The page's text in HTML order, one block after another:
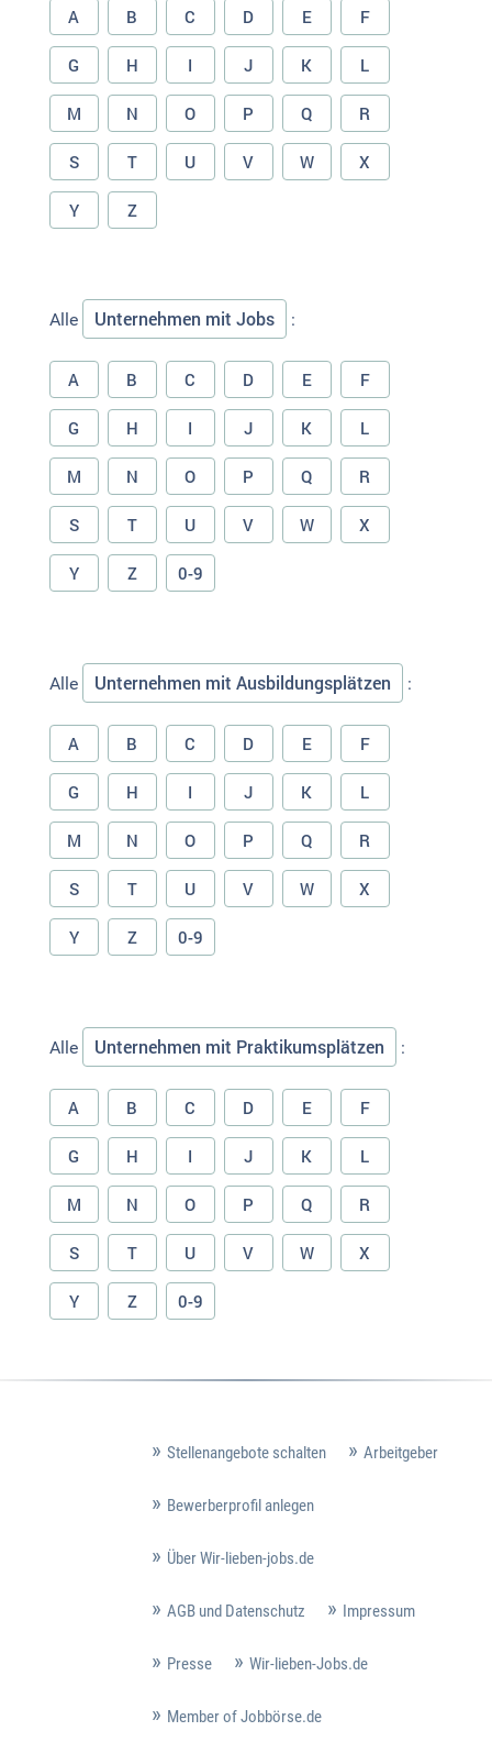
A B C D E F
G H I J K L
M N O P Q R
S T U V W X
Y Z
Alle Unternehmen mit Jobs :
A B C D E F
G H I J K L
M N O P Q R
S T U V W X
Y Z 0-9
Alle Unternehmen mit Ausbildungsplätzen :
A B C D E F
G H I J K L
M N O P Q R
S T U V W X
Y Z 0-9
Alle Unternehmen mit Praktikumsplätzen :
A B C D E F
G H I J K L
M N O P Q R
S T U V W X
Y Z 0-9
Stellenangebote schalten Arbeitgeber
Bewerberprofil anlegen
Über Wir-lieben-jobs.de
AGB und Datenschutz Impressum
Presse Wir-lieben-Jobs.de
Member of Jobbörse.de